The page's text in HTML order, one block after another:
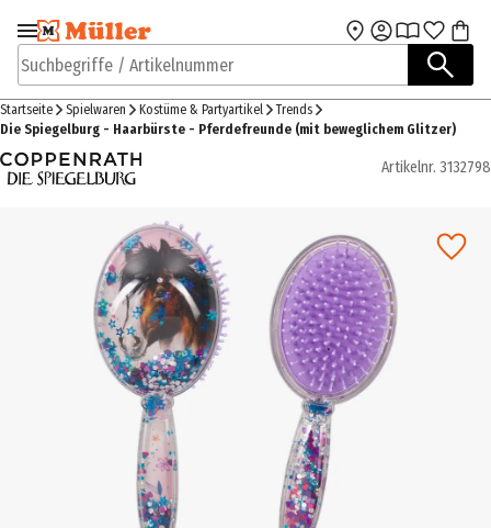
Zur Navigation
springen
Zum Hauptinhalt
Suchbegriffe / Artikelnummer
Startseite Spielwaren Kostüme & Partyartikel
Trends
Die Spiegelburg - Haarbürste - Pferdefreunde (mit beweglichem Glitzer)
Artikelnr. 3132798